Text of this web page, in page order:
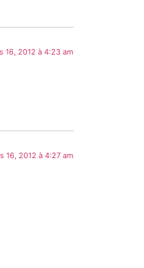
16, 2012 à 4:23 am
16, 2012 à 4:27 am